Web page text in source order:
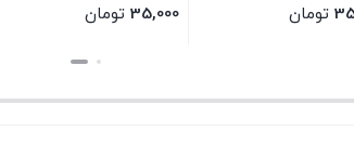
تومان 35,000 تومان